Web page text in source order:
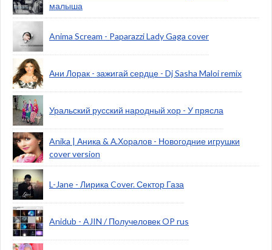
малыша
Anima Scream - Paparazzi Lady Gaga cover
Ани Лорак - зажигай сердце - Dj Sasha Maloi remix
Уральский русский народный хор - У прясла
Anika | Аника & А.Хоралов - Новогодние игрушки
cover version
L-Jane - Лирика Cover. Сектор Газа
Anidub - AJIN / Получеловек OP rus